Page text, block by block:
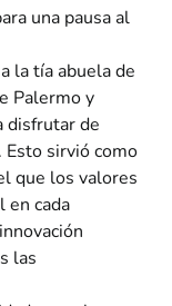
una pausa al
la tía abuela de
Palermo y
disfrutar de
sirvió como
que los valores
en cada
las